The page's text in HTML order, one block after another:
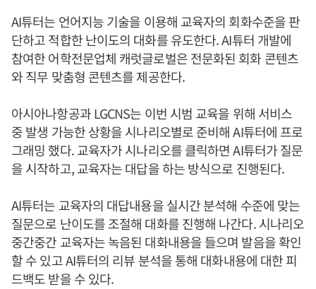
AI튜터는 언어지능 기술을 이용해 교육자의 회화수준을 판
단하고 적합한 난이도의 대화를 유도한다. AI튜터 개발에
참여한 어학전문업체 캐럿글로벌은 전문화된 회화 콘텐츠
와 직무 맞춤형 콘텐츠를 제공한다.
아시아나항공과 LGCNS는 이번 시범 교육을 위해 서비스
중 발생 가능한 상황을 시나리오별로 준비해 AI튜터에 프로
그래밍 했다. 교육자가 시나리오를 클릭하면 AI튜터가 질문
을 시작하고, 교육자는 대답을 하는 방식으로 진행된다.
AI튜터는 교육자의 대답내용을 실시간 분석해 수준에 맞는
질문으로 난이도를 조절해 대화를 진행해 나간다. 시나리오
중간중간 교육자는 녹음된 대화내용을 들으며 발음을 확인
할 수 있고 AI튜터의 리뷰 분석을 통해 대화내용에 대한 피
드백도 받을 수 있다.